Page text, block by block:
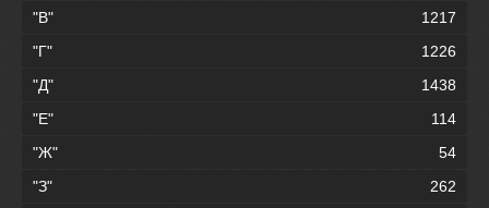
"В"
1217
"Г"
1226
"Д"
1438
"Е"
114
"Ж"
54
"З"
262